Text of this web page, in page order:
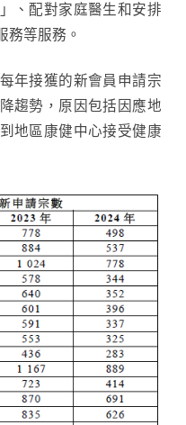
、配對家庭醫生和安排
務等服務。
年接獲的新會員申請宗
趨勢，原因包括因應地
地區康健中心接受健康